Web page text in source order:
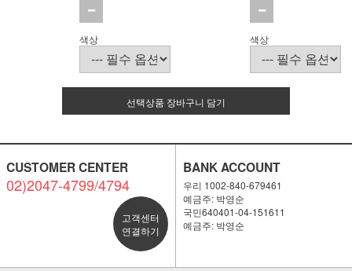
색상 색상
선택상품 장바구니 담기
CUSTOMER CENTER
02)2047-4799/4794
고객센터
연결하기
BANK ACCOUNT
우리 1002-840-679461
예금주: 박영순
국민640401-04-151611
예금주: 박영순